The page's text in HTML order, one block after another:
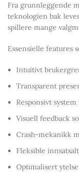
Fra grunnleggende
teknologien bak
spillere mange
Essensielle features
Intuitivt
Transparent
Responsivt
Visuell feedback
Crash-mekanikk
Fleksible
Optimalisert